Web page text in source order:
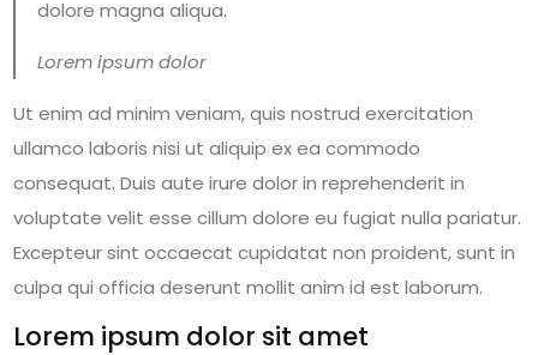
dolore magna aliqua.
Lorem ipsum dolor
Ut enim ad minim veniam, quis nostrud exercitation
ullamco laboris nisi ut aliquip ex ea commodo
consequat. Duis aute irure dolor in reprehenderit in
voluptate velit esse cillum dolore eu fugiat nulla pariatur.
Excepteur sint occaecat cupidatat non proident, sunt in
culpa qui officia deserunt mollit anim id est laborum.
Lorem ipsum dolor sit amet